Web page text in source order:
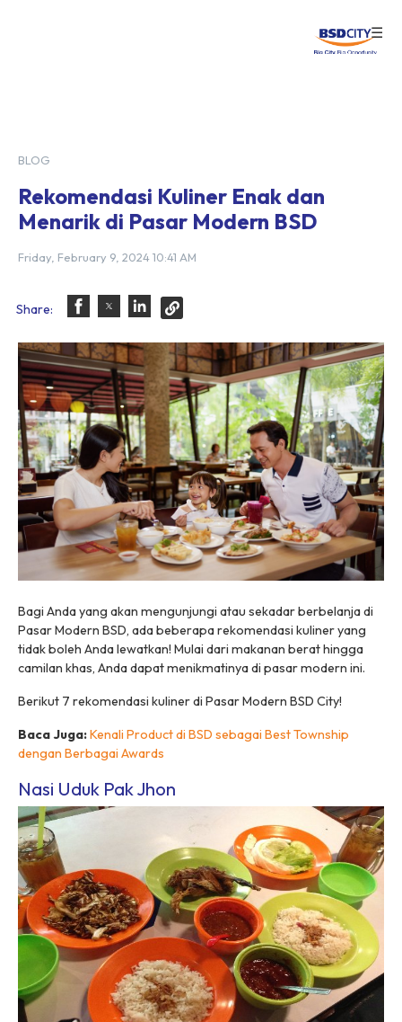
☰
BLOG
Rekomendasi Kuliner Enak dan
Menarik di Pasar Modern BSD
Friday, February 9, 2024 10:41 AM
Share:
Bagi Anda yang akan mengunjungi atau sekadar berbelanja di
Pasar Modern BSD, ada beberapa rekomendasi kuliner yang
tidak boleh Anda lewatkan! Mulai dari makanan berat hingga
camilan khas, Anda dapat menikmatinya di pasar modern ini.
Berikut 7 rekomendasi kuliner di Pasar Modern BSD City!
Baca Juga:Kenali Product di BSD sebagai Best Township
dengan Berbagai Awards
Nasi Uduk Pak Jhon